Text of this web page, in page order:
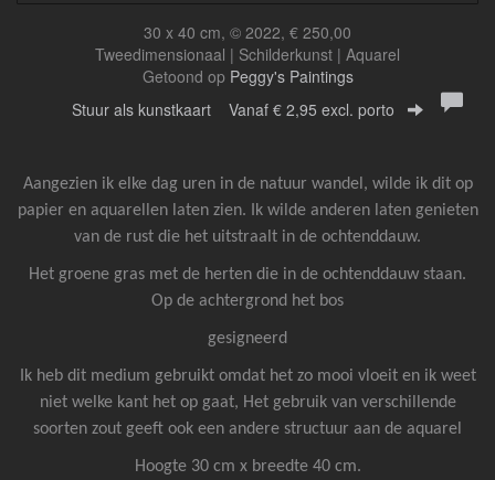
30 x 40 cm, © 2022, € 250,00
Tweedimensionaal | Schilderkunst | Aquarel
Getoond op Peggy's Paintings
Stuur als kunstkaart Vanaf € 2,95 excl. porto
Aangezien ik elke dag uren in de natuur wandel, wilde ik dit op
papier en aquarellen laten zien. Ik wilde anderen laten genieten
van de rust die het uitstraalt in de ochtenddauw.
Het groene gras met de herten die in de ochtenddauw staan.
Op de achtergrond het bos
gesigneerd
Ik heb dit medium gebruikt omdat het zo mooi vloeit en ik weet
niet welke kant het op gaat, Het gebruik van verschillende
soorten zout geeft ook een andere structuur aan de aquarel
Hoogte 30 cm x breedte 40 cm.